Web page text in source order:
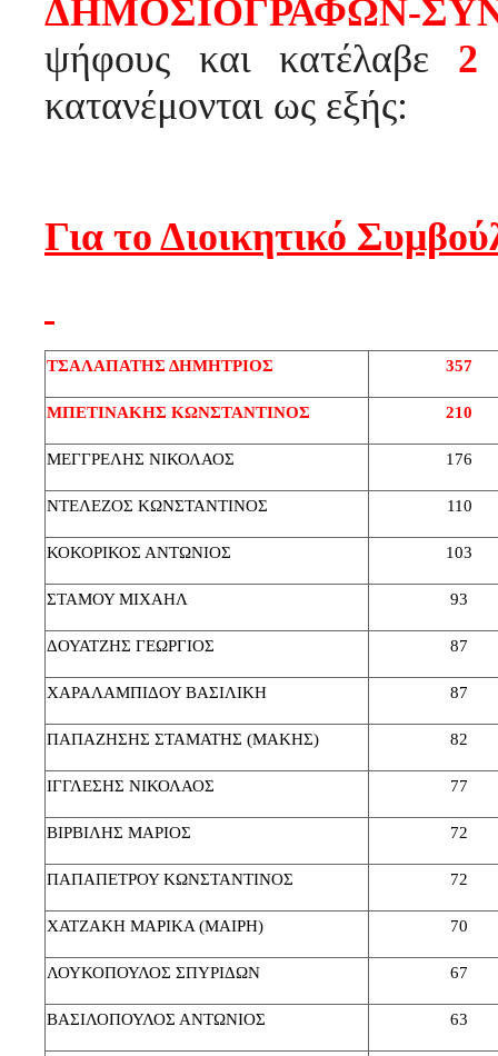
ΔΗΜΟΣΙΟΓΡΑΦΩΝ-
ψήφους και κατέλαβε
κατανέμονται ως εξής:
Για το Διοικητικό
ΤΣΑΛΑΠΑΤΗΣ ΔΗΜΗΤΡΙΟΣ 357
ΜΠΕΤΙΝΑΚΗΣ ΚΩΝΣΤΑΝΤΙΝΟΣ 210
ΜΕΓΓΡΕΛΗΣ ΝΙΚΟΛΑΟΣ 176
ΝΤΕΛΕΖΟΣ ΚΩΝΣΤΑΝΤΙΝΟΣ 110
ΚΟΚΟΡΙΚΟΣ ΑΝΤΩΝΙΟΣ 103
ΣΤΑΜΟΥ ΜΙΧΑΗΛ 93
ΔΟΥΑΤΖΗΣ ΓΕΩΡΓΙΟΣ 87
ΧΑΡΑΛΑΜΠΙΔΟΥ ΒΑΣΙΛΙΚΗ 87
ΠΑΠΑΖΗΣΗΣ ΣΤΑΜΑΤΗΣ (ΜΑΚΗΣ) 82
ΙΓΓΛΕΣΗΣ ΝΙΚΟΛΑΟΣ 77
ΒΙΡΒΙΛΗΣ ΜΑΡΙΟΣ 72
ΠΑΠΑΠΕΤΡΟΥ ΚΩΝΣΤΑΝΤΙΝΟΣ 72
ΧΑΤΖΑΚΗ ΜΑΡΙΚΑ (ΜΑΙΡΗ) 70
ΛΟΥΚΟΠΟΥΛΟΣ ΣΠΥΡΙΔΩΝ 67
ΒΑΣΙΛΟΠΟΥΛΟΣ ΑΝΤΩΝΙΟΣ 63